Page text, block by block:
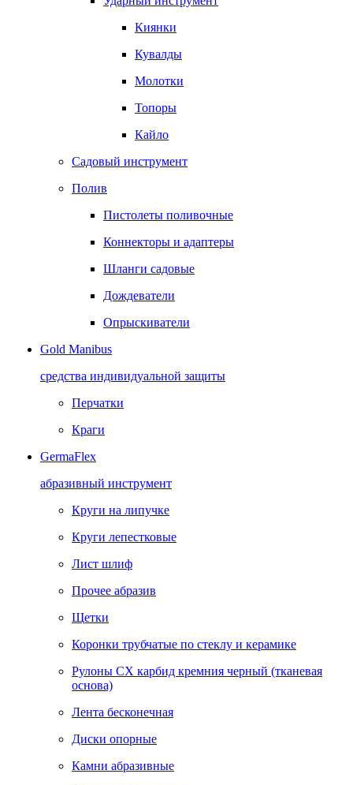
Киянки
Кувалды
Молотки
Топоры
Кайло
Садовый инструмент
Полив
Пистолеты поливочные
Коннекторы и адаптеры
Шланги садовые
Дождеватели
Опрыскиватели
Gold Manibus
средства индивидуальной защиты
Перчатки
Краги
GermaFlex
абразивный инструмент
Круги на липучке
Круги лепестковые
Лист шлиф
Прочее абразив
Щетки
Коронки трубчатые по стеклу и керамике
Рулоны CX карбид кремния черный (тканевая
основа)
Лента бесконечная
Диски опорные
Камни абразивные